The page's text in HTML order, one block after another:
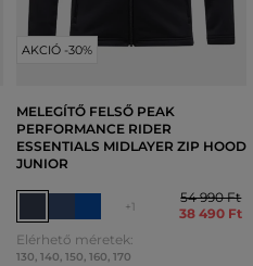
AKCIÓ -30%
MELEGÍTŐ FELSŐ PEAK
PERFORMANCE RIDER
ESSENTIALS MIDLAYER ZIP HOOD
JUNIOR
+1
54 990 Ft
38 490 Ft
Elérhető méretek:
130, 140, 150, 160, 170